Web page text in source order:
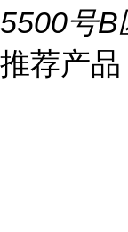
5500号B
推荐产品